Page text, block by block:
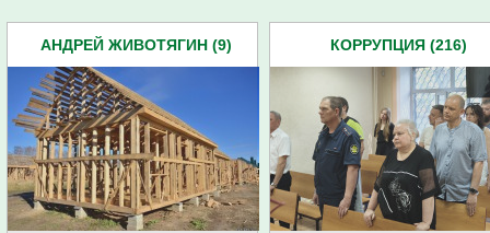
АНДРЕЙ ЖИВОТЯГИН (9) КОРРУПЦИЯ (216)